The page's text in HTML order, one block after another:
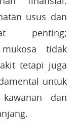
usus dan
penting;
tidak
tetapi juga
untuk
dan